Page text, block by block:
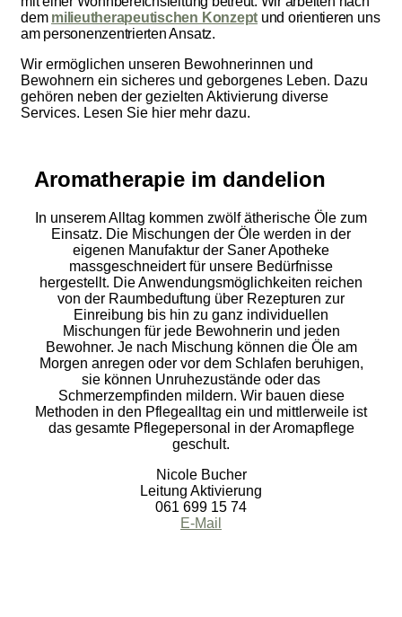
dem milieutherapeutischen Konzept und orientieren uns
am personenzentrierten Ansatz.
Wir ermöglichen unseren Bewohnerinnen und
Bewohnern ein sicheres und geborgenes Leben. Dazu
gehören neben der gezielten Aktivierung diverse
Services. Lesen Sie hier mehr dazu.
Aromatherapie im dandelion
In unserem Alltag kommen zwölf ätherische Öle zum
Einsatz. Die Mischungen der Öle werden in der
eigenen Manufaktur der Saner Apotheke
massgeschneidert für unsere Bedürfnisse
hergestellt. Die Anwendungsmöglichkeiten reichen
von der Raumbeduftung über Rezepturen zur
Einreibung bis hin zu ganz individuellen
Mischungen für jede Bewohnerin und jeden
Bewohner. Je nach Mischung können die Öle am
Morgen anregen oder vor dem Schlafen beruhigen,
sie können Unruhezustände oder das
Schmerzempfinden mildern. Wir bauen diese
Methoden in den Pflegealltag ein und mittlerweile ist
das gesamte Pflegepersonal in der Aromapflege
geschult.
Nicole Bucher
Leitung Aktivierung
061 699 15 74
E-Mail